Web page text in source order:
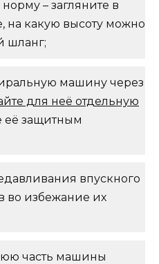
– загляните в
на какую высоту можно
шланг;
машину через
для неё отдельную
её защитным
впускного
во избежание их
часть машины